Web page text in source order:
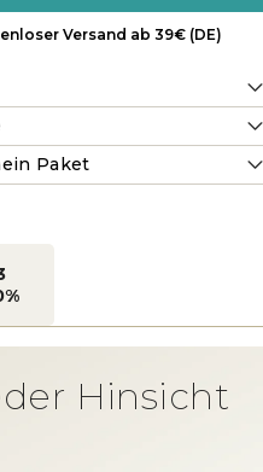
Versand ab 39€ (DE)
Paket
Hinsicht